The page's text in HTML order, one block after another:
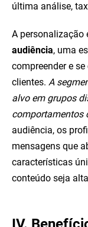
última análise,
A personalização
audiência, uma
compreender e
clientes. A
alvo em grupos
comportamentos
audiência, os
mensagens que
características
conteúdo seja